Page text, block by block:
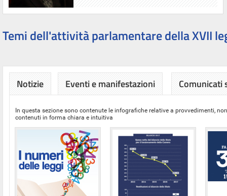
Temi dell'attività parlamentare della XVII
Notizie Eventi e manifestazioni Comunicati
In questa sezione sono contenute le infografiche relative a provvedimenti,
contenuti in forma chiara e intuitiva